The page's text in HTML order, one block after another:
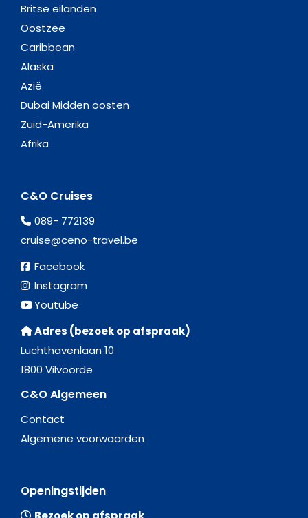
Britse eilanden
Oostzee
Caribbean
Alaska
Azië
Dubai Midden oosten
Zuid-Amerika
Afrika
C&O Cruises
089- 772139
cruise@ceno-travel.be
Facebook
Instagram
Youtube
Adres (bezoek op afspraak)
Luchthavenlaan 10
1800 Vilvoorde
C&O Algemeen
Contact
Algemene voorwaarden
Openingstijden